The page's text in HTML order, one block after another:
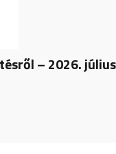
– 2026. július